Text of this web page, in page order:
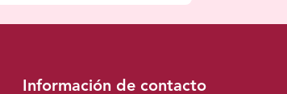
Información de contacto